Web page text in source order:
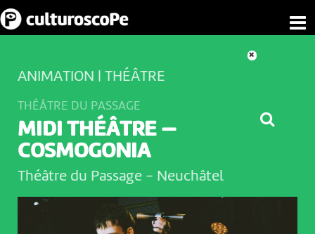
ANIMATION | THÉÂTRE
THÉÂTRE DU PASSAGE
MIDI THÉÂTRE —
COSMOGONIA
Théâtre du Passage - Neuchâtel